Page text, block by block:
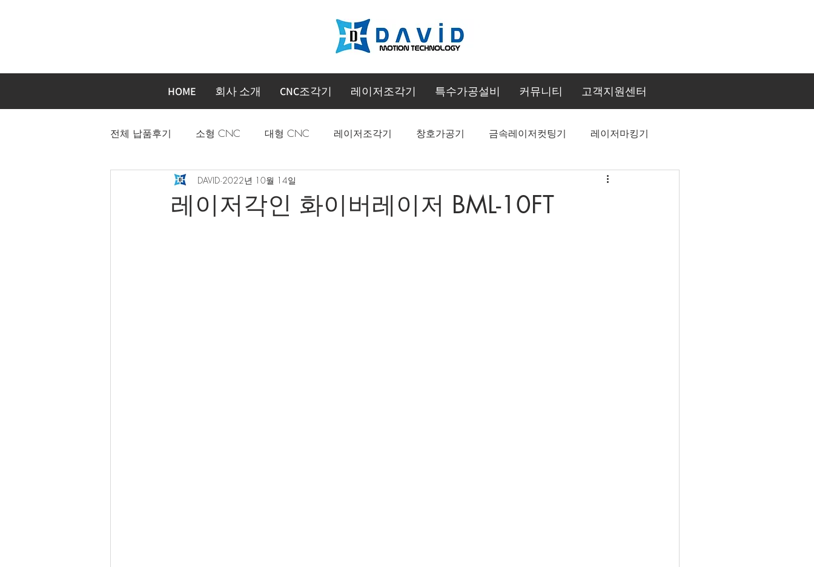
HOME 회사 소개 CNC조각기 레이저조각기 특수가공설비 커뮤니티 고객지원센터
전체 납품후기 소형 CNC 대형 CNC 레이저조각기 창호가공기 금속레이저컷팅기 레이저마킹기
자동화장비 주문제작기계 CNC 머시닝센터
레이저각인 화이버레이저 BML-10FT
DAVID 2022년 10월 14일